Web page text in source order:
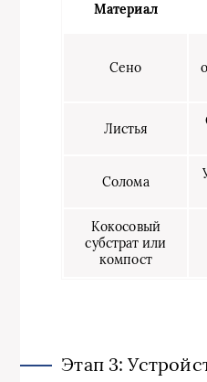
Материал
Сено
Листья
Солома
Кокосовый
субстрат или
компост
Этап 3: